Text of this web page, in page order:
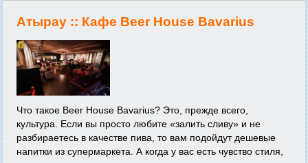
Атырау :: Кафе Beer House Bavarius
Что такое Beer House Bavarius? Это, прежде всего,
культура. Если вы просто любите «залить сливу» и не
разбираетесь в качестве пива, то вам подойдут дешевые
напитки из супермаркета. А когда у вас есть чувство стиля,